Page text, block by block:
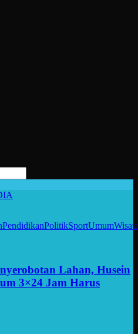
PendidikanPolitikSportUmumWisata
Lahan, Husein
3×24 Jam Harus